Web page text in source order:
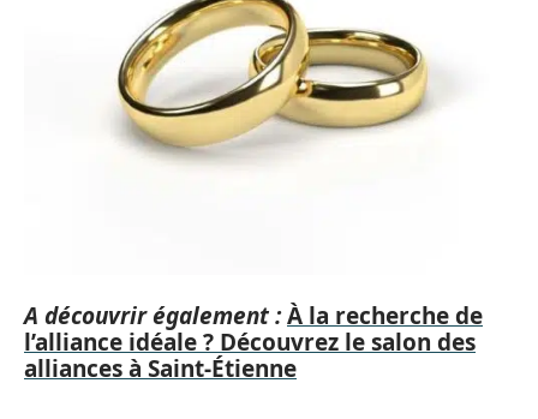
A découvrir également :À la recherche de
l’alliance idéale ? Découvrez le salon des
alliances à Saint-Étienne